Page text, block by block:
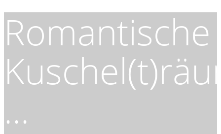
Romantische
...